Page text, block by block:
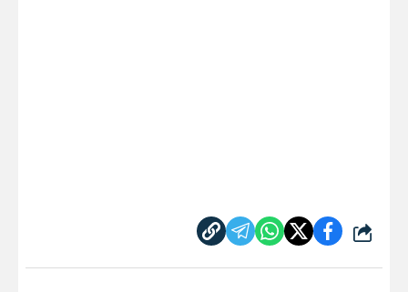
شارك